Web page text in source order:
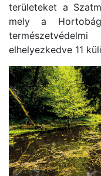
területeket a
mely a
elhelyezkedve 11